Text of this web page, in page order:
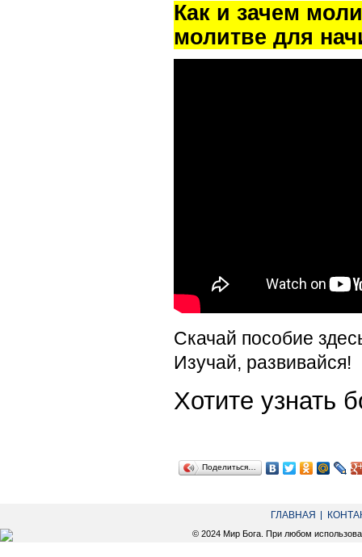
Как и зачем
молитве для
Скачай пособие
Изучай, развивайся!
Хотите
Поделиться…
ГЛАВНАЯ
© 2024 Мир Бога. При любом